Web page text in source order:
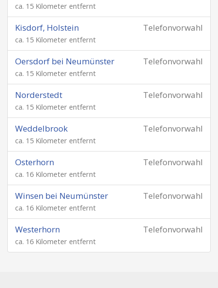
ca. 15 Kilometer entfernt
Telefonvorwahl
Kisdorf, Holstein
ca. 15 Kilometer entfernt
Telefonvorwahl
Oersdorf bei Neumünster
ca. 15 Kilometer entfernt
Telefonvorwahl
Norderstedt
ca. 15 Kilometer entfernt
Telefonvorwahl
Weddelbrook
ca. 15 Kilometer entfernt
Telefonvorwahl
Osterhorn
ca. 16 Kilometer entfernt
Telefonvorwahl
Winsen bei Neumünster
ca. 16 Kilometer entfernt
Telefonvorwahl
Westerhorn
ca. 16 Kilometer entfernt